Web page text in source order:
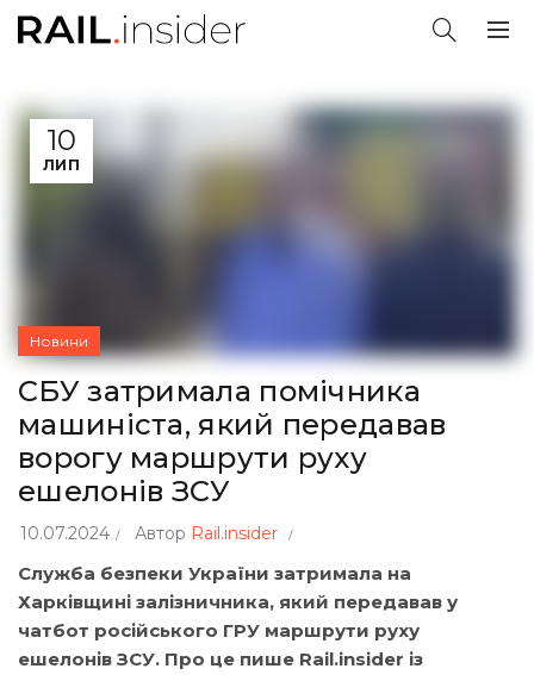
10
ЛИП
Новини
СБУ затримала помічника
машиніста, який передавав
ворогу маршрути руху
ешелонів ЗСУ
10.07.2024 Автор Rail.insider
Служба безпеки України затримала на
Харківщині залізничника, який передавав у
чатбот російського ГРУ маршрути руху
ешелонів ЗСУ. Про це пише Rail.insider із